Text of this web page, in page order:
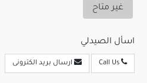
غير متاح
اسأل الصيدلي
ارسال بريد الكترونى